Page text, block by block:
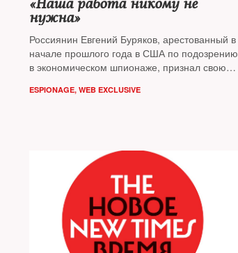
«Наша работа никому не
нужна»
Россиянин Евгений Буряков, арестованный в
начале прошлого года в США по подозрению
в экономическом шпионаже, признал свою
действительно был «незарегистрированным
российской разведки в век высоких
ESPIONAGE, WEB EXCLUSIVE